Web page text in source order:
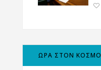
ΩΡΑ ΣΤΟΝ ΚΟΣΜΟ